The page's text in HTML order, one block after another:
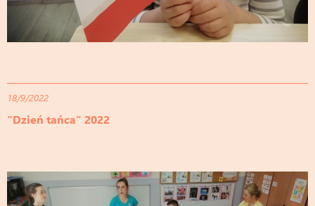
18/9/2022
"Dzień tańca" 2022